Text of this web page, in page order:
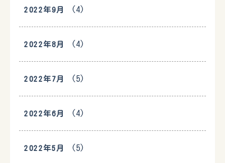
2022年9月 (4)
2022年8月 (4)
2022年7月 (5)
2022年6月 (4)
2022年5月 (5)